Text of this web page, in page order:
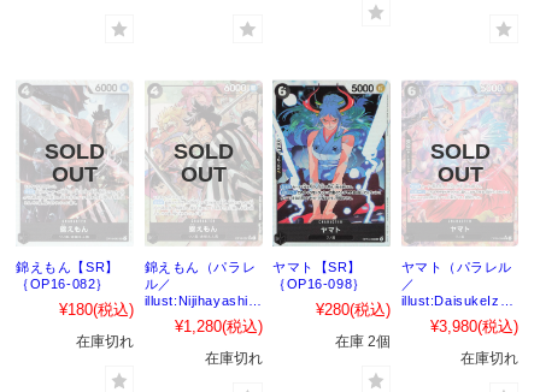
錦えもん【SR】
｛OP16-082｝
¥180(税込)
在庫切れ
錦えもん（パラレ
ル／
illust:Nijihayashi）
【SR】｛OP16-
082｝¥1,280(税込)
在庫切れ
ヤマト【SR】
｛OP16-098｝
¥280(税込)
在庫 2個
ヤマト（パラレル
／
illust:DaisukeIzuk
a）【SR】
｛OP16-098｝
¥3,980(税込)
在庫切れ